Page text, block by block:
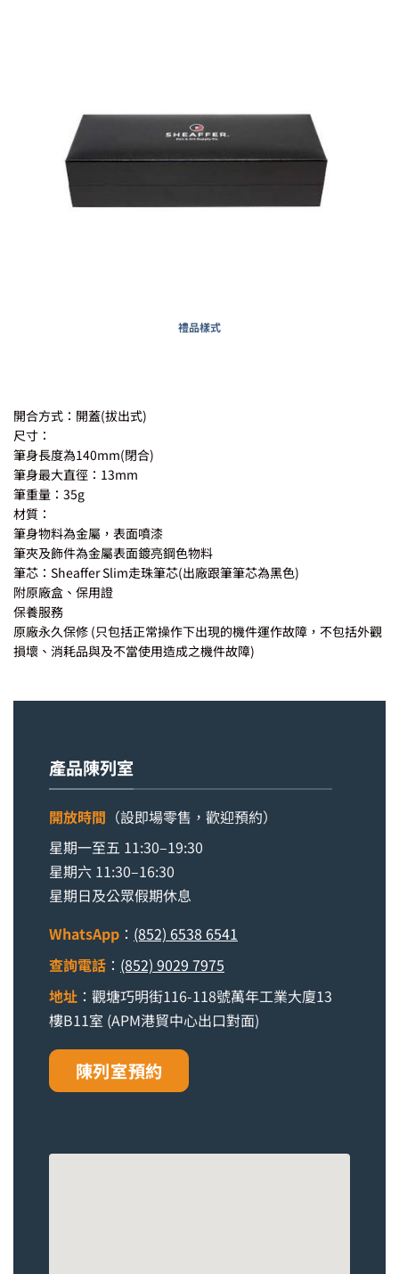
禮品樣式
開合方式：開蓋(拔出式)
尺寸：
筆身長度為140mm(閉合)
筆身最大直徑：13mm
筆重量：35g
材質：
筆身物料為金屬，表面噴漆
筆夾及飾件為金屬表面鍍亮鋼色物料
筆芯：Sheaffer Slim走珠筆芯(出廠跟筆筆芯為黑色)
附原廠盒、保用證
保養服務
原廠永久保修 (只包括正常操作下出現的機件運作故障，不包括外觀
損壞、消耗品與及不當使用造成之機件故障)
產品陳列室
開放時間 （設即場零售，歡迎預約）
星期一至五 11:30–19:30
星期六 11:30–16:30
星期日及公眾假期休息
WhatsApp ： (852) 6538 6541
查詢電話 ： (852) 9029 7975
地址 ：觀塘巧明街116-118號萬年工業大廈13
樓B11室 (APM港貿中心出口對面)
陳列室預約